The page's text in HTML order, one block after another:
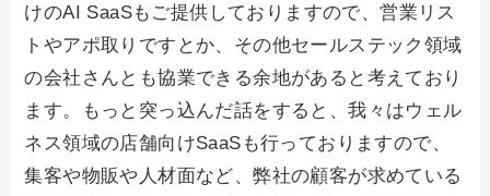
けのAI SaaSもご提供しておりますので、営業リス
トやアポ取りですとか、その他セールステック領域
の会社さんとも協業できる余地があると考えており
ます。もっと突っ込んだ話をすると、我々はウェル
ネス領域の店舗向けSaaSも行っておりますので、
集客や物販や人材面など、弊社の顧客が求めている